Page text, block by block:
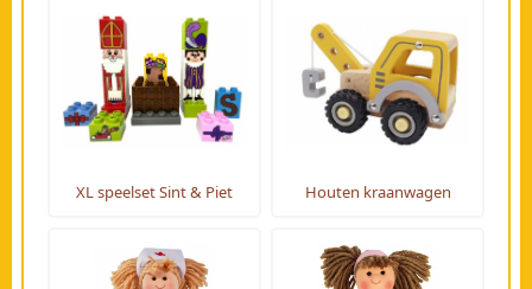
XL speelset Sint & Piet Houten kraanwagen